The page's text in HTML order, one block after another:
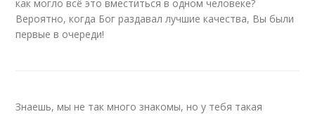
как могло всё это вместиться в одном человеке?
Вероятно, когда Бог раздавал лучшие качества, Вы были
первые в очереди!
Знаешь, мы не так много знакомы, но у тебя такая